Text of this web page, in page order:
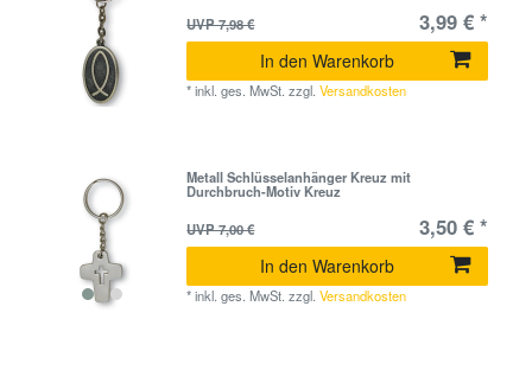
UVP 7,98 € 3,99 € *
In den Warenkorb
*inkl. ges. MwSt. zzgl.Versandkosten
Metall Schlüsselanhänger Kreuz mit
Durchbruch-Motiv Kreuz
UVP 7,00 €
3,50 € *
In den Warenkorb
*inkl. ges. MwSt. zzgl.Versandkosten